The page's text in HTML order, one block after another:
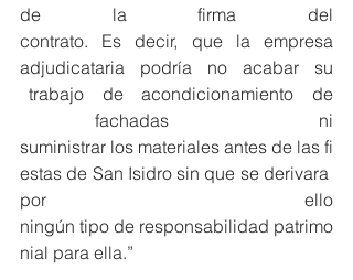
de la firma del
contrato. Es decir, que la empresa
adjudicataria  podría  no  acabar  su
trabajo  de  acondicionamiento  de
fachadas  ni
suministrar los materiales antes de las fi
estas de San Isidro sin que se derivara
por ello
ningún tipo de responsabilidad patrimo
nial para ella.”